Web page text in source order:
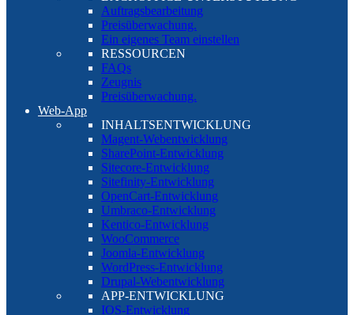
Auftragsbearbeitung
Preisüberwachung.
Ein eigenes Team einstellen
RESSOURCEN
FAQs
Zeugnis
Preisüberwachung.
Web-App
INHALTSENTWICKLUNG
Magent-Webentwicklung
SharePoint-Entwicklung
Sitecore-Entwicklung
Sitefinity-Entwicklung
OpenCart-Entwicklung
Umbraco-Entwicklung
Kentico-Entwicklung
WooCommerce
Joomla-Entwicklung
WordPress-Entwicklung
Drupal-Webentwicklung
APP-ENTWICKLUNG
IOS-Entwicklung